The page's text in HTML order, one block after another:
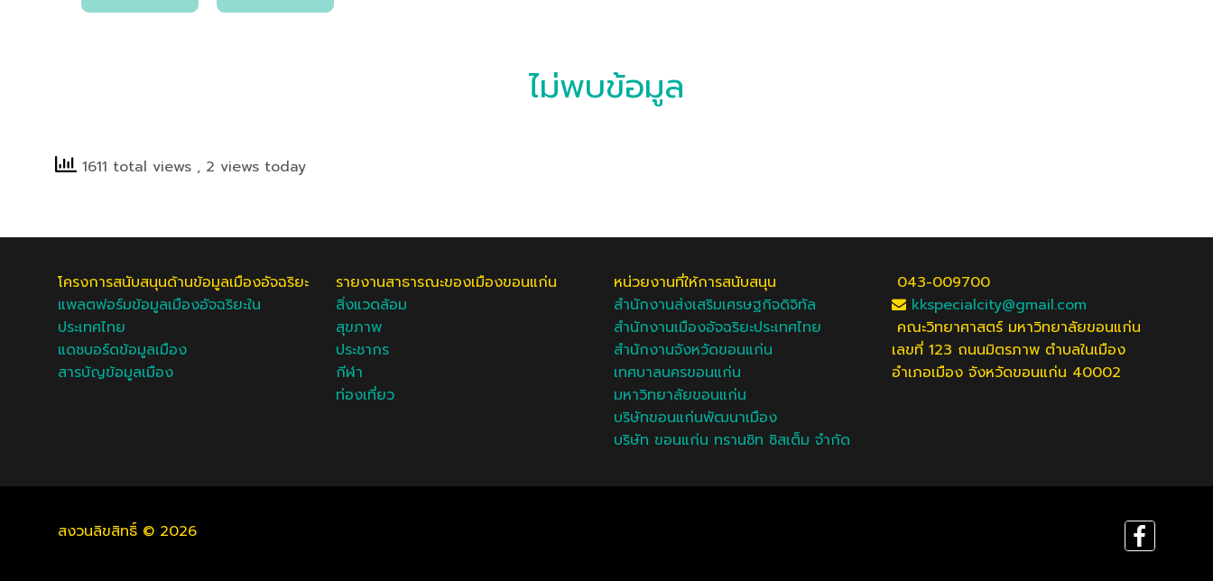
ไม่พบข้อมูล
1611 total views , 2 views today
โครงการสนับสนุนด้านข้อมูลเมืองอัจฉริยะ
แพลตฟอร์มข้อมูลเมืองอัจฉริยะใน
ประเทศไทย
แดชบอร์ดข้อมูลเมือง
สารบัญข้อมูลเมือง
รายงานสาธารณะของเมืองขอนแก่น
สิ่งแวดล้อม
สุขภาพ
ประชากร
กีฬา
ท่องเที่ยว
หน่วยงานที่ให้การสนับสนุน
สำนักงานส่งเสริมเศรษฐกิจดิจิทัล
สำนักงานเมืองอัจฉริยะประเทศไทย
สำนักงานจังหวัดขอนแก่น
เทศบาลนครขอนแก่น
มหาวิทยาลัยขอนแก่น
บริษัทขอนแก่นพัฒนาเมือง
บริษัท ขอนแก่น ทรานซิท ซิสเต็ม จำกัด
043-009700
kkspecialcity@gmail.com
คณะวิทยาศาสตร์ มหาวิทยาลัยขอนแก่น
เลขที่ 123 ถนนมิตรภาพ ตำบลในเมือง
อำเภอเมือง จังหวัดขอนแก่น 40002
สงวนลิขสิทธิ์ © 2026